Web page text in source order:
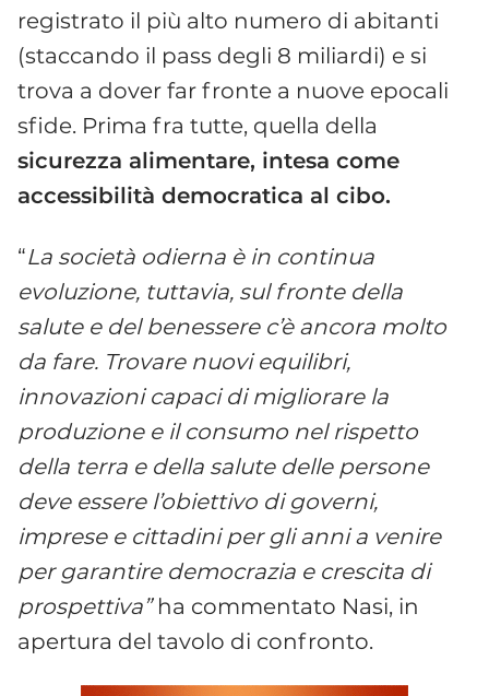
registrato il più alto numero di abitanti
(staccando il pass degli 8 miliardi) e si
trova a dover far fronte a nuove epocali
sfide. Prima fra tutte, quella della
sicurezza alimentare, intesa come
accessibilità democratica al cibo.
“La società odierna è in continua
evoluzione, tuttavia, sul fronte della
salute e del benessere c’è ancora molto
da fare. Trovare nuovi equilibri,
innovazioni capaci di migliorare la
produzione e il consumo nel rispetto
della terra e della salute delle persone
deve essere l’obiettivo di governi,
imprese e cittadini per gli anni a venire
per garantire democrazia e crescita di
prospettiva” ha commentato Nasi, in
apertura del tavolo di confronto.